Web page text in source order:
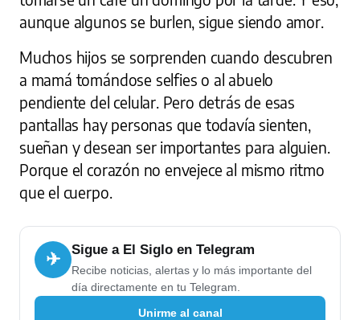
aunque algunos se burlen, sigue siendo amor.
Muchos hijos se sorprenden cuando descubren
a mamá tomándose selfies o al abuelo
pendiente del celular. Pero detrás de esas
pantallas hay personas que todavía sienten,
sueñan y desean ser importantes para alguien.
Porque el corazón no envejece al mismo ritmo
que el cuerpo.
✈ Sigue a El Siglo en Telegram
Recibe noticias, alertas y lo más importante del
día directamente en tu Telegram.
Unirme al canal